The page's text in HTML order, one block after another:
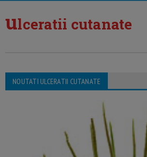
ulceratii cutanate
NOUTATI ULCERATII CUTANATE